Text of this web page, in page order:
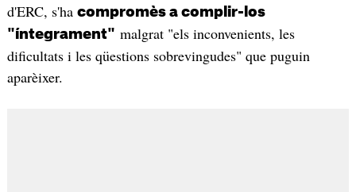
d'ERC, s'ha compromès a complir-los
"íntegrament" malgrat "els inconvenients, les
dificultats i les qüestions sobrevingudes" que puguin
aparèixer.